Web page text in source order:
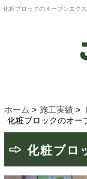
化粧ブロックのオープンエク
ホーム > 施工実績 >
化粧ブロックのオー
化粧ブロ